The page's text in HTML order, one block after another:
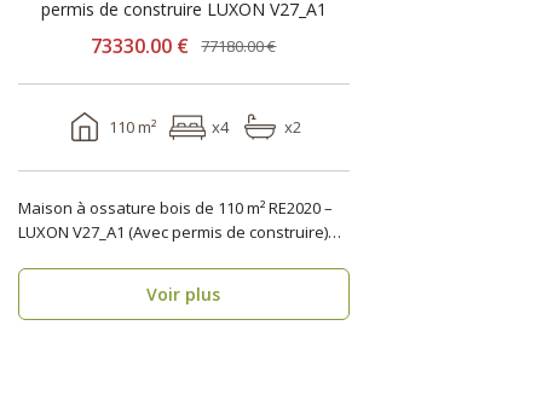
permis de construire LUXON V27_A1
73330.00 € 77180.00 €
110 m² x4 x2
Maison à ossature bois de 110 m² RE2020 –
LUXON V27_A1 (Avec permis de construire)
Voir plus